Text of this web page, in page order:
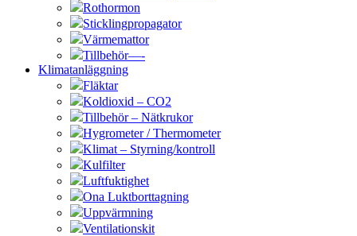
Rothormon
Sticklingpropagator
Värmemattor
Tillbehör—-
Klimatanläggning
Fläktar
Koldioxid – CO2
Tillbehör – Nätkrukor
Hygrometer / Thermometer
Klimat – Styrning/kontroll
Kulfilter
Luftfuktighet
Ona Luktborttagning
Uppvärmning
Ventilationskit